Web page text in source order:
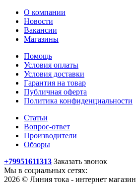
О компании
Новости
Вакансии
Магазины
Помощь
Условия оплаты
Условия доставки
Гарантия на товар
Публичная оферта
Политика конфиденциальности
Статьи
Вопрос-ответ
Производители
Обзоры
+79951611313 Заказать звонок
Мы в социальных сетях:
2026 © Линия тока - интернет магазин